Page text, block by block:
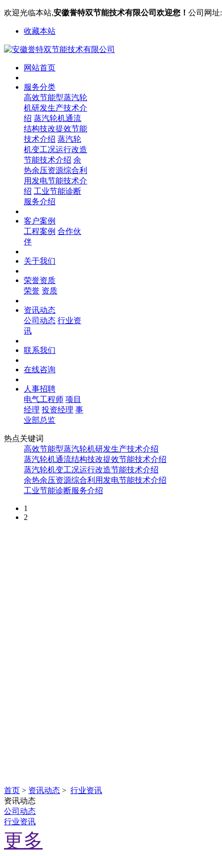
欢迎光临本站,安徽誉特双节能技术有限公司欢迎您！ 公司网址
收藏本站
网站首页
服务分类
高效节能型蒸汽轮
机研发生产技术介
绍 蒸汽轮机通流
结构技改提效节能
技术介绍 蒸汽轮
机变工况运行改造
节能技术介绍 余
热余压资源综合利
用发电节能技术介
绍 工业节能诊断
服务介绍
客户案例
工程案例 合作伙
伴
关于我们
荣誉资质
荣誉 资质
资讯动态
公司动态 行业资
讯
联系我们
在线咨询
人事招聘
电气工程师 项目
经理 投资经理 事
业部总监
热点关键词
高效节能型蒸汽轮机研发生产技术介绍
蒸汽轮机通流结构技改提效节能技术介绍
蒸汽轮机变工况运行改造节能技术介绍
余热余压资源综合利用发电节能技术介绍
工业节能诊断服务介绍
1
2
首页 > 资讯动态 > 行业资讯
资讯动态
公司动态
行业资讯
更多